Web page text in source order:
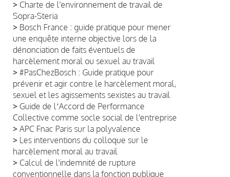
> Charte de l'environnement de travail de
Sopra-Steria
> Bosch France : guide pratique pour mener
une enquête interne objective lors de la
dénonciation de faits éventuels de
harcèlement moral ou sexuel au travail
> #PasChezBosch : Guide pratique pour
prévenir et agir contre le harcèlement moral,
sexuel et les agissements sexistes au travail
> Guide de lʼAccord de Performance
Collective comme socle social de l'entreprise
> APC Fnac Paris sur la polyvalence
> Les interventions du colloque sur le
harcèlement moral au travail
> Calcul de l'indemnité de rupture
conventionnelle dans la fonction publique